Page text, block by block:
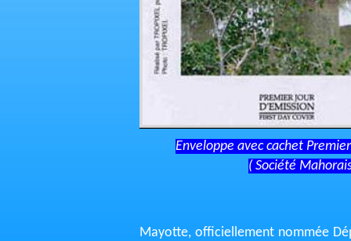
Enveloppe avec cachet
( Société
Mayotte, officiellement nommée